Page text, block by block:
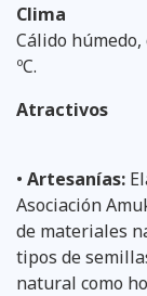
Clima
Cálido
ºC.
Atractivos
• Artesanías:
Asociación
de materiales
tipos de
natural como